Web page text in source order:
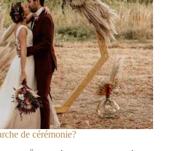
de cérémonie?